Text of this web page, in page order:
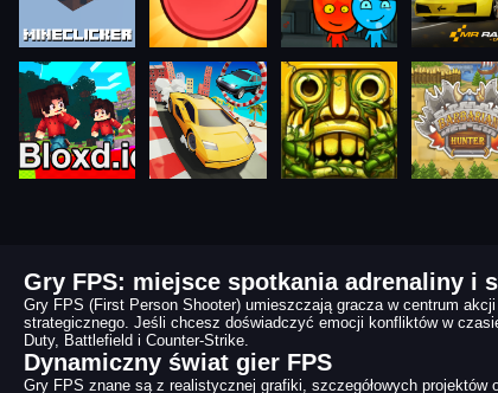
Gry FPS: miejsce spotkania adrenaliny i
Gry FPS (First Person Shooter) umieszczają gracza w centrum
strategicznego. Jeśli chcesz doświadczyć emocji konfliktów w
Duty, Battlefield i Counter-Strike.
Dynamiczny świat gier FPS
Gry FPS znane są z realistycznej grafiki, szczegółowych